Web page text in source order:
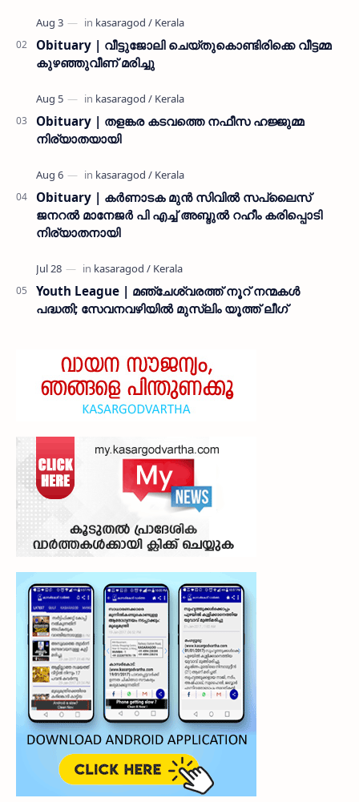
നൽകി കാസ…
Obituary | വീട്ടുജോലി ചെയ്തുകൊണ്ടിരിക്കെ വീട്ടമ്മ
കുഴഞ്ഞുവീണ് മരിച്ചു
Obituary | തളങ്കര കടവത്തെ നഫീസ ഹജ്ജുമ്മ
നിര്യാതയായി
Obituary | കർണാടക മുൻ സിവില്‍ സപ്ലൈസ്
ജനറൽ മാനേജർ പി എച്ച് അബ്ദുൽ റഹീം കരിപ്പൊടി
നിര്യാതനായി
Youth League | മഞ്ചേശ്വരത്ത് നൂറ് നന്മകൾ
പദ്ധതി; സേവനവഴിയിൽ മുസ്ലിം യൂത്ത് ലീഗ്